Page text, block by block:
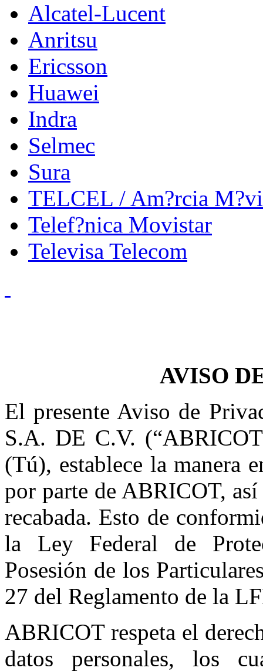
Alcatel-Lucent
Anritsu
Ericsson
Huawei
Indra
Selmec
Sura
TELCEL / Am?rcia
Telef?nica Movistar
Televisa Telecom
AVISO
El presente Aviso de
S.A. DE C.V.
(Tú), establece la manera
por parte de ABRICOT,
recabada. Esto de
la Ley Federal de
Posesión de los
27 del Reglamento de la
ABRICOT respeta el
datos personales, los